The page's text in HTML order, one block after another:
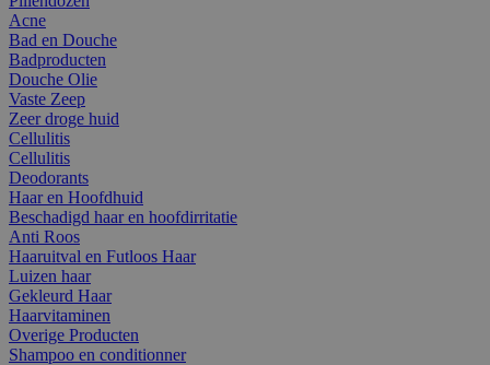
Acne
Bad en Douche
Badproducten
Douche Olie
Vaste Zeep
Zeer droge huid
Cellulitis
Cellulitis
Deodorants
Haar en Hoofdhuid
Beschadigd haar en hoofdirritatie
Anti Roos
Haaruitval en Futloos Haar
Luizen haar
Gekleurd Haar
Haarvitaminen
Overige Producten
Shampoo en conditionner